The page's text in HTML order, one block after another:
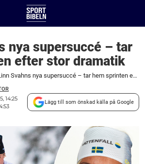
nya supersuccé – tar
efter stor dramatik
Linn Svahns nya supersuccé – tar hem sprinten efter stor dramatik
14:25
Lägg till som önskad källa på Google